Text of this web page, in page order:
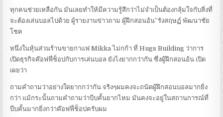
ทุกคนช่วยเหลือกัน มันเลยทำให้มีความรู้สึกว่าไม่จำเป็นต้องกลุ้มใจกับสิ่งที่
จะต้องเล่นบอลไปด้วย ผู้รายงานข่าวถาม ผู้ฝึกสอนอ้น”รังสฤษฏ์ พัฒนาชัย
โชค
หนึ่งในหุ้นส่วนร้านขายกาแฟ Mikka ไม่กก้า ที่ Hugs Building ว่าการ
เปิดธุรกิจค๊อฟฟี่ช็อปกับการเล่นบอล ยังไงยากกว่ากัน ซึ่งผู้ฝึกสอนอ้น เปิด
เผยว่า
ถามคำถามว่าอย่างใดยากกว่ากัน จริงๆผมคงจะถนัดผู้ฝึกสอนบอลมากยิ่ง
กว่า แม้กระนั้นถามคำถามว่าบีบคั้นยากไหม มันคงจะอยู่ในสถานการณ์ที่
บีบคั้นมากยิ่งกว่าค๊อฟฟี่ช็อปครับผม